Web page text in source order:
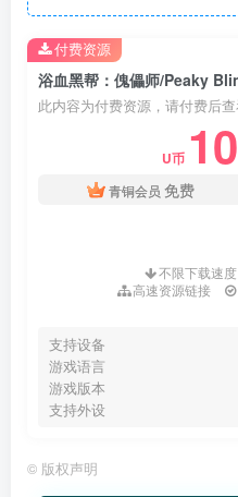
浴血黑帮：傀儡师/Peaky
此内容为付费资源，请付费后
U币 10
青铜会员 免费
不限下载速度
高速资源链接
支持设备
游戏语言
游戏版本
支持外设
付费资源
© 版权声明